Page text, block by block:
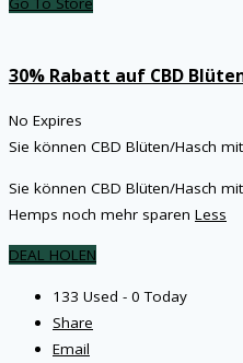
30% Rabatt auf CBD
No Expires
Sie können CBD Blüten/Hasch
Sie können CBD Blüten/Hasch
Hemps noch mehr sparen Less
DEAL HOLEN
133 Used - 0 Today
Share
Email